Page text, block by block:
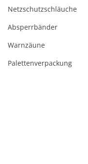
Netzschutzschläuche
Absperrbänder
Warnzäune
Palettenverpackung